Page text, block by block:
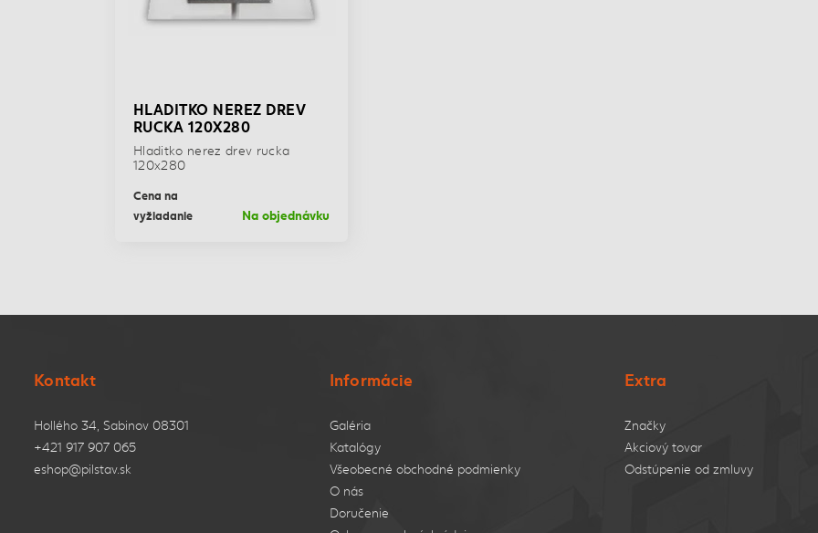
HLADITKO NEREZ DREV
RUCKA 120X280
Hladitko nerez drev rucka
120x280
Cena na
vyžiadanie
Na objednávku
Kontakt
Hollého 34, Sabinov 08301
+421 917 907 065
eshop@pilstav.sk
Informácie
Galéria
Katalógy
Všeobecné obchodné podmienky
O nás
Doručenie
Extra
Značky
Akciový tovar
Odstúpenie od zmluvy